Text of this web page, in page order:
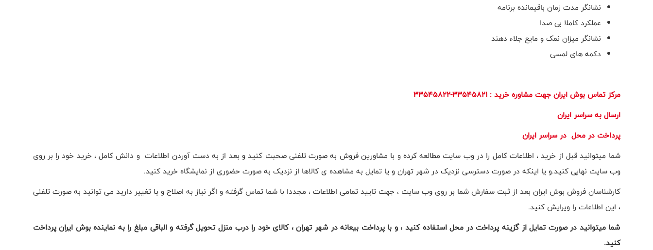
نشانگر مدت زمان باقیمانده برنامه
عملکرد کاملا بی صدا
نشانگر میزان نمک و مایع جلاء دهند
دکمه های لمسی
مرکز تماس بوش ایران جهت مشاوره خرید : 33545821-33545822
ارسال به سراسر ایران
​پرداخت در محل در سراسر ایران
شما میتوانید قبل از خرید ، اطلاعات کامل را در وب سایت مطالعه کرده و با مشاورین فروش به صورت تلفنی صحبت کنید و بعد از به دست آوردن اطلاعات و دانش کامل ، خرید خود را بر روی
وب سایت نهایی کنید.و یا اینکه در صورت دسترسی نزدیک در شهر تهران و یا تمایل به مشاهده ی کالاها از نزدیک به صورت حضوری از نمایشگاه خرید کنید.
کارشناسان فروش بوش ایران بعد از ثبت سفارش شما بر روی وب سایت ، جهت تایید تمامی اطلاعات ، مجددا با شما تماس گرفته و اگر نیاز به اصلاح و یا تغییر دارید می توانید به صورت تلفنی
، این اطلاعات را ویرایش کنید.
شما میتوانید در صورت تمایل از گزینه پرداخت در محل استفاده کنید ، و با پرداخت بیعانه در شهر تهران ، کالای خود را درب منزل تحویل گرفته و الباقی مبلغ را به نماینده بوش ایران پرداخت
کنید.